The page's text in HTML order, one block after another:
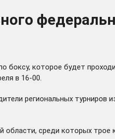
которое будет
в 16-00.
региональных турниров
области, среди которых трое